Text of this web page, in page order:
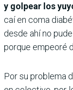
y golpear los
caí en coma
desde ahí no
porque empeoré
Por su problema